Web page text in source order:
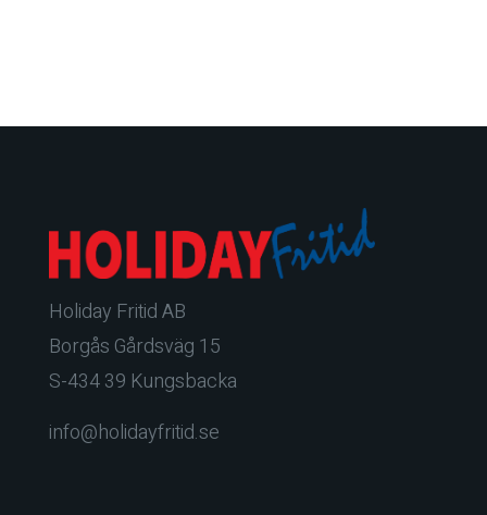
Holiday Fritid AB
Borgås Gårdsväg 15
S-434 39 Kungsbacka
info@holidayfritid.se